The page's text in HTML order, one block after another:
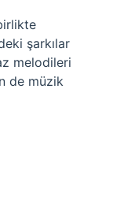
şarkılar
melodileri
de müzik